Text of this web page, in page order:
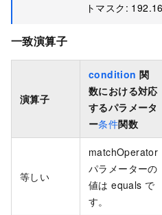
トマスク:
一致演算子
演算子
condition 関
数における対応
するパラメータ
ー条件関数
等しい
matchOperator
パラメーターの
値は equals で
す。